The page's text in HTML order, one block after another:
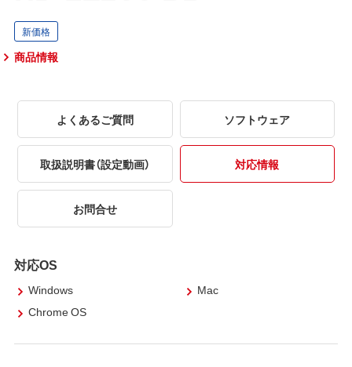
商品情報
よくあるご質問 ソフトウェア
取扱説明書（設定動画） 対応情報
お問合せ
対応OS
Windows
Mac
Chrome OS